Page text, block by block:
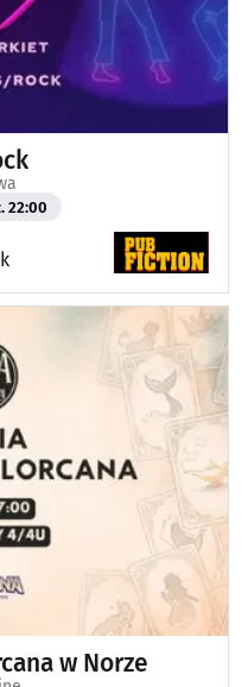
22:00
w Norze